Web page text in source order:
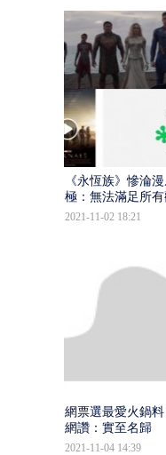
《永恆族》慘淪
極：無法滿足所有
2021-11-02 18:21
網票選最愛火鍋料
網讚：實至名歸
2021-11-04 14:39